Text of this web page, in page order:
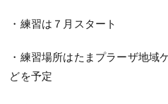
・練習は７月スタート
・練習場所はたまプラーザ地域
どを予定